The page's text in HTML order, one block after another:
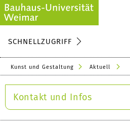
SCHNELLZUGRIFF
Kunst und Gestaltung Aktuell
Kontakt und Infos